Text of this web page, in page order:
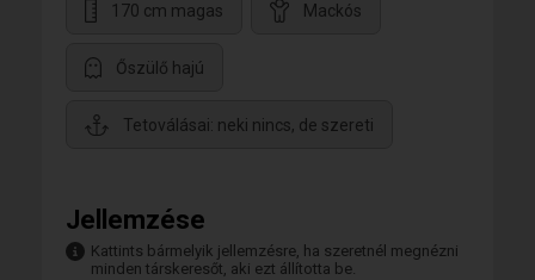
170 cm magas Mackós
Őszülő hajú
Tetoválásai: neki nincs, de szereti
Jellemzése
Kattints bármelyik jellemzésre, ha szeretnél megnézni
minden társkeresőt, aki ezt állította be.